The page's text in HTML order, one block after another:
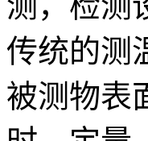
传统的测
被测物表